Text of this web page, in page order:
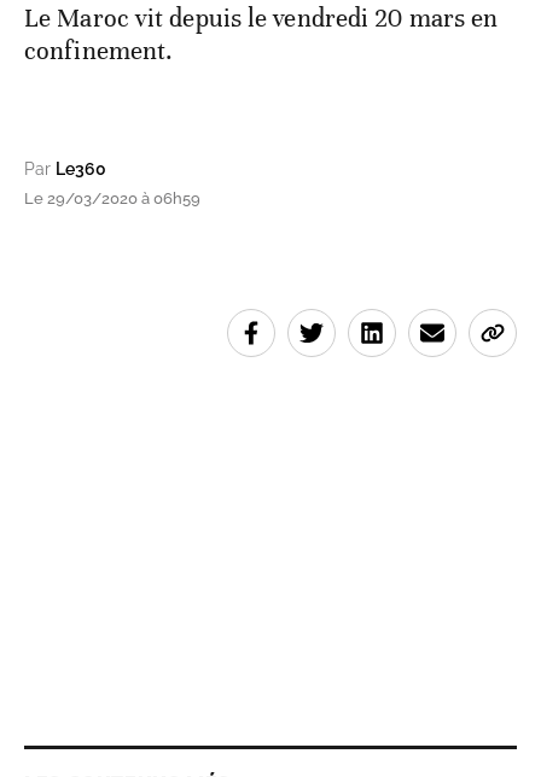
Le Maroc vit depuis le vendredi 20 mars en
confinement.
Par Le360
Le 29/03/2020 à 06h59